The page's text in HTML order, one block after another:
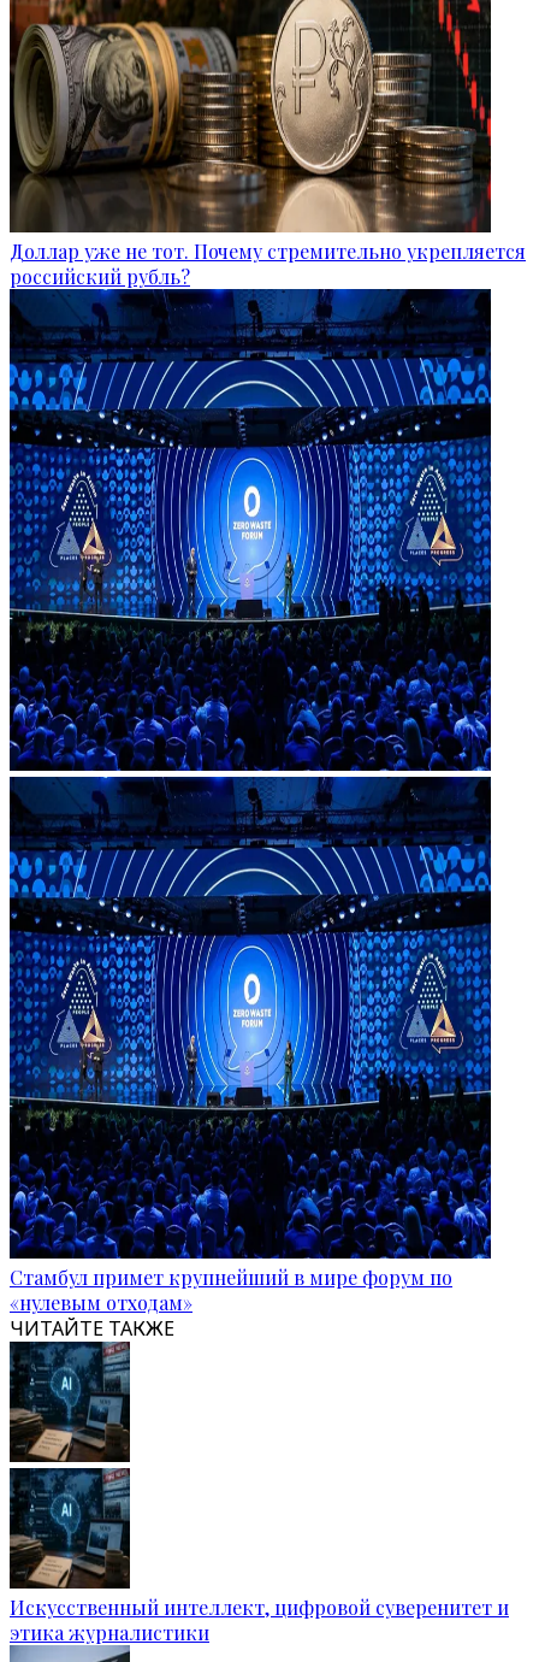
Доллар уже не тот. Почему стремительно укрепляется
российский рубль?
Стамбул примет крупнейший в мире форум по
«нулевым отходам»
ЧИТАЙТЕ ТАКЖЕ
Искусственный интеллект, цифровой суверенитет и
этика журналистики